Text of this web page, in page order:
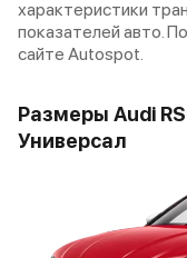
характеристики
показателей авто.
сайте Autospot.
Размеры Audi
Универсал